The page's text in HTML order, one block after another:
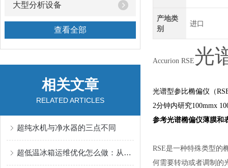
大型分析设备
查看全部
相关文章
RELATED ARTICLES
超纯水机与净水器的三点不同
超低温冰箱运维优化怎么做：从门封、除霜到散热管理梳理排查思路
产地类
别
进口
Accurion RSE光
光谱型参比椭偏仪（
2分钟内研究100mmx
参考光谱椭偏仪薄膜和
RSE是一种特殊类型的
何需要转动或者调制的